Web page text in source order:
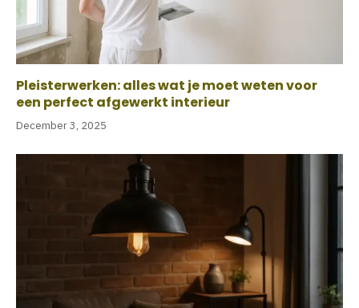
Pleisterwerken: alles wat je moet weten voor
een perfect afgewerkt interieur
December 3, 2025